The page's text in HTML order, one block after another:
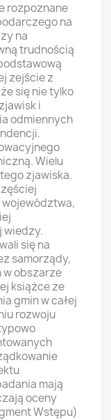
rozpoznane
na
na
trudnością
zejście z
się nie tylko
i
odmiennych
Wielu
zjawiska.
województwa,
wiedzy.
się na
samorządy,
w obszarze
książce ze
gmin w całej
rozwoju
mają
oceny
Wstępu)